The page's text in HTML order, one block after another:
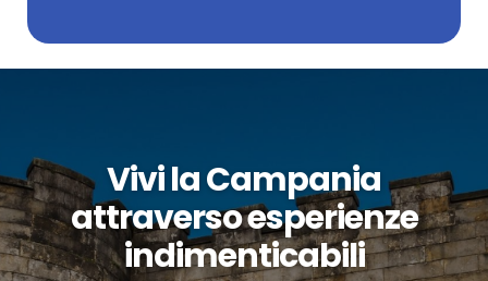
Vivi la Campania
attraverso esperienze
indimenticabili